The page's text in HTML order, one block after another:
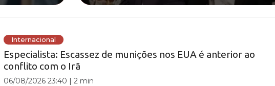
Internacional
Especialista: Escassez de munições nos EUA é anterior ao
conflito com o Irã
06/08/2026 23:40 |2 min